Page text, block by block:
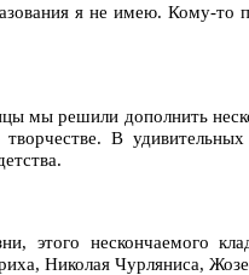
я не имею. Кому-
мы решили дополнить
В
этого нескончаемого
Николая Чурляниса,